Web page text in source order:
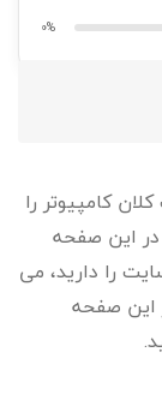
0%
کامپیوتر را
در این صفحه
را دارید، می
این صفحه